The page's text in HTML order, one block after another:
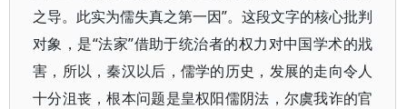
之导。此实为儒失真之第一因”。这段文字的核心批判
对象，是“法家”借助于统治者的权力对中国学术的戕
害，所以，秦汉以后，儒学的历史，发展的走向令人
十分沮丧，根本问题是皇权阳儒阴法，尔虞我诈的官